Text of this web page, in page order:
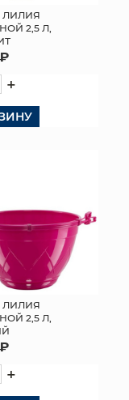
ЛИЛИЯ
2,5 Л,
+
ЛИЛИЯ
2,5 Л,
+